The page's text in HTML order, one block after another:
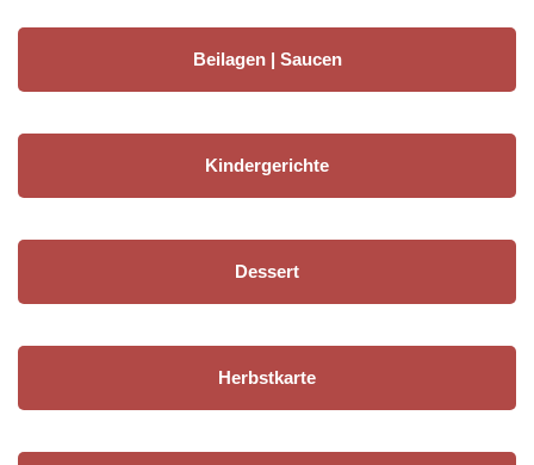
Beilagen | Saucen
Kindergerichte
Dessert
Herbstkarte